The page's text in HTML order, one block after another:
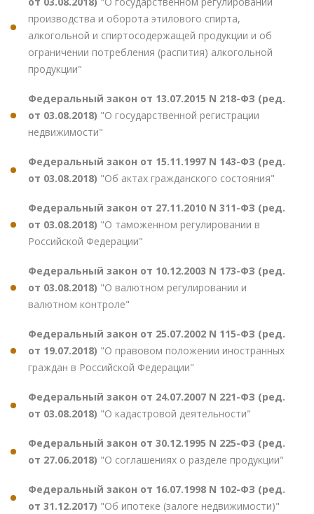
производства и оборота этилового спирта,
алкогольной и спиртосодержащей продукции и об
ограничении потребления (распития) алкогольной
продукции"
Федеральный закон от 13.07.2015 N 218-ФЗ (ред.
от 03.08.2018) "О государственной регистрации
недвижимости"
Федеральный закон от 15.11.1997 N 143-ФЗ (ред.
от 03.08.2018) "Об актах гражданского состояния"
Федеральный закон от 27.11.2010 N 311-ФЗ (ред.
от 03.08.2018) "О таможенном регулировании в
Российской Федерации"
Федеральный закон от 10.12.2003 N 173-ФЗ (ред.
от 03.08.2018) "О валютном регулировании и
валютном контроле"
Федеральный закон от 25.07.2002 N 115-ФЗ (ред.
от 19.07.2018) "О правовом положении иностранных
граждан в Российской Федерации"
Федеральный закон от 24.07.2007 N 221-ФЗ (ред.
от 03.08.2018) "О кадастровой деятельности"
Федеральный закон от 30.12.1995 N 225-ФЗ (ред.
от 27.06.2018) "О соглашениях о разделе продукции"
Федеральный закон от 16.07.1998 N 102-ФЗ (ред.
от 31.12.2017) "Об ипотеке (залоге недвижимости)"